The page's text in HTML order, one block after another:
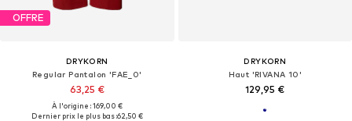
OFFRE
DRYKORN
Regular Pantalon 'FAE_0'
63,25 €
À l'origine : 169,00 €
Dernier prix le plus bas :62,50 €
DRYKORN
Haut 'RIVANA 10'
129,95 €